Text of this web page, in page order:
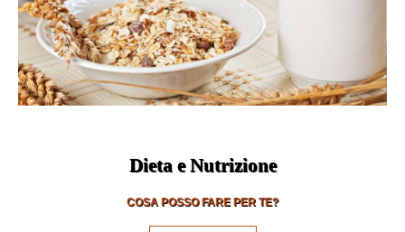
Terapie Naturali
Dieta e Nutrizione
COSA POSSO FARE PER TE?